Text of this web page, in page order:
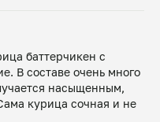
баттерчикен с
В составе очень много
насыщенным,
курица сочная и не